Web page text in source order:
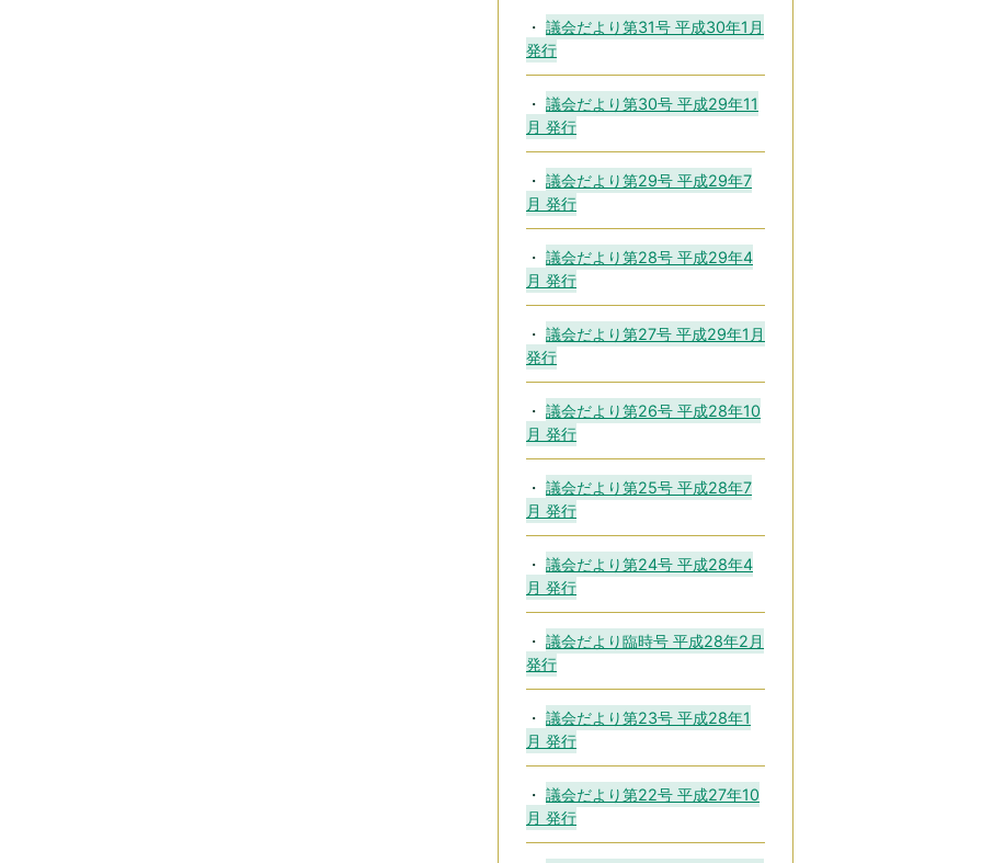
議会だより第31号 平成30年1月
発行
議会だより第30号 平成29年11
月 発行
議会だより第29号 平成29年7
月 発行
議会だより第28号 平成29年4
月 発行
議会だより第27号 平成29年1月
発行
議会だより第26号 平成28年10
月 発行
議会だより第25号 平成28年7
月 発行
議会だより第24号 平成28年4
月 発行
議会だより臨時号 平成28年2月
発行
議会だより第23号 平成28年1
月 発行
議会だより第22号 平成27年10
月 発行